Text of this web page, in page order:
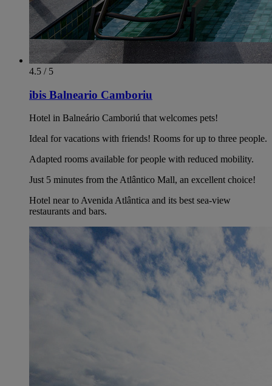
4.5 / 5
ibis Balneario Camboriu
Hotel in Balneário Camboriú that welcomes pets!
Ideal for vacations with friends! Rooms for up to three people.
Adapted rooms available for people with reduced mobility.
Just 5 minutes from the Atlântico Mall, an excellent choice!
Hotel near to Avenida Atlântica and its best sea-view
restaurants and bars.